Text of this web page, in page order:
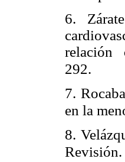
6.
relación
292.
7.
en la
8.